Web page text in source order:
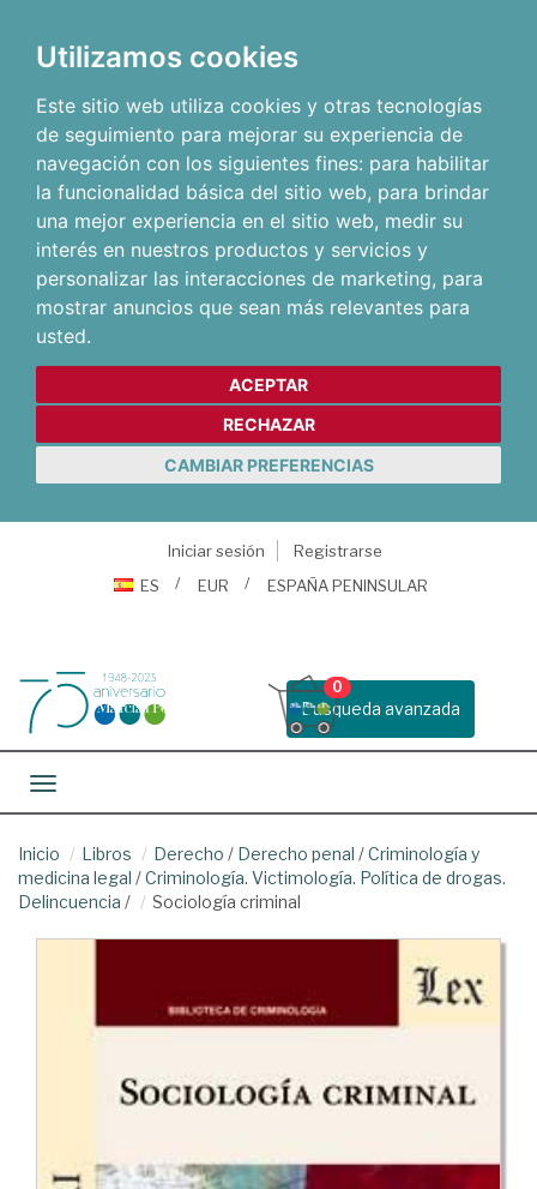
Utilizamos cookies
Este sitio web utiliza cookies y otras tecnologías
de seguimiento para mejorar su experiencia de
navegación con los siguientes fines: para habilitar
la funcionalidad básica del sitio web, para brindar
una mejor experiencia en el sitio web, medir su
interés en nuestros productos y servicios y
personalizar las interacciones de marketing, para
mostrar anuncios que sean más relevantes para
usted.
ACEPTAR
RECHAZAR
CAMBIAR PREFERENCIAS
Iniciar sesión
Registrarse
ES
EUR ESPAÑA PENINSULAR
Busqueda avanzada
0
Toggle navigation
Inicio Libros Derecho / Derecho penal /Criminología y
medicina legal /Criminología. Victimología. Política de drogas.
Delincuencia / Sociología criminal